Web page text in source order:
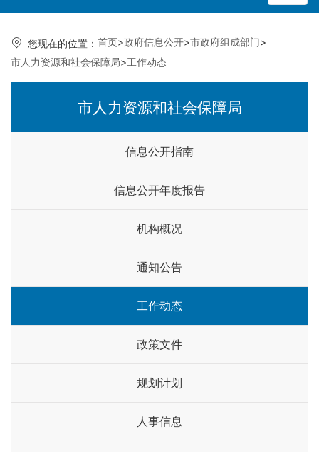
您现在的位置： 首页>政府信息公开>市政府组成部门>
市人力资源和社会保障局>工作动态
市人力资源和社会保障局
信息公开指南
信息公开年度报告
机构概况
通知公告
工作动态
政策文件
规划计划
人事信息